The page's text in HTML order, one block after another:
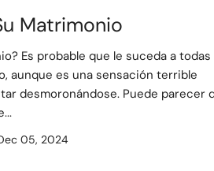
Matrimonio
Es probable que le suceda a todas
aunque es una sensación terrible
desmoronándose. Puede parecer
05, 2024